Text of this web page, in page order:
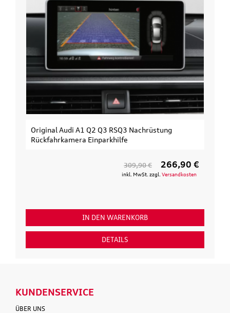
Original Audi A1 Q2 Q3 RSQ3 Nachrüstung
Rückfahrkamera Einparkhilfe
309,90 € 266,90 €
inkl. MwSt. zzgl. Versandkosten
IN DEN WARENKORB
DETAILS
KUNDENSERVICE
ÜBER UNS